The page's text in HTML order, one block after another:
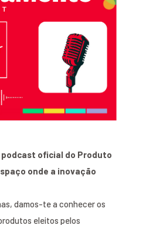
podcast oficial do Produto
onde a inovação
damos-te a conhecer os
eleitos pelos